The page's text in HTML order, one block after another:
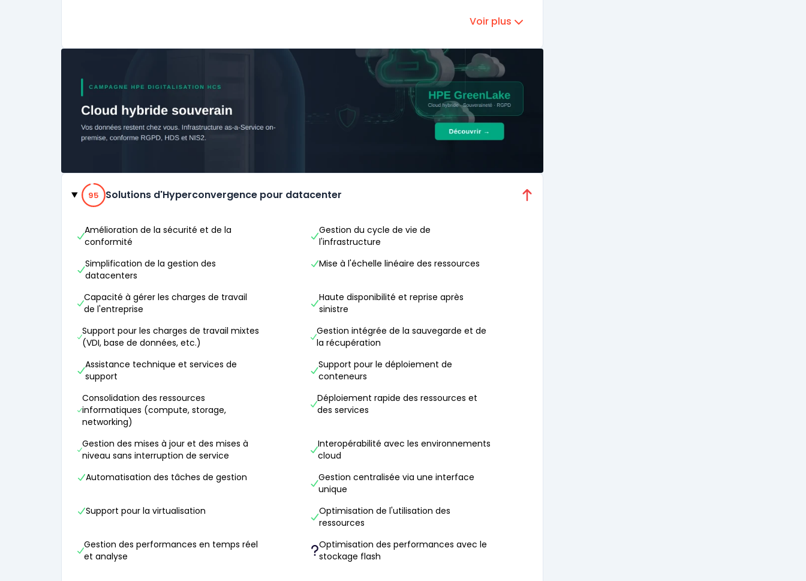
Voir plus
Catégories
95% de compatibilité
95 Solutions d'Hyperconvergence pour datacenter
Amélioration de la sécurité et de la
conformité
Gestion du cycle de vie de
l'infrastructure
Simplification de la gestion des
datacenters
Mise à l'échelle linéaire des ressources
Capacité à gérer les charges de travail
de l'entreprise
Haute disponibilité et reprise après
sinistre
Support pour les charges de travail mixtes
(VDI, base de données, etc.)
Gestion intégrée de la sauvegarde et de
la récupération
Assistance technique et services de
support
Support pour le déploiement de
conteneurs
Consolidation des ressources
informatiques (compute, storage,
networking)
Déploiement rapide des ressources et
des services
Gestion des mises à jour et des mises à
niveau sans interruption de service
Interopérabilité avec les environnements
cloud
Automatisation des tâches de gestion
Gestion centralisée via une interface
unique
Support pour la virtualisation
Optimisation de l'utilisation des
ressources
Gestion des performances en temps réel
et analyse
Optimisation des performances avec le
stockage flash